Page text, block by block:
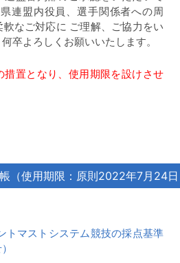
連盟内役員、選手関係者への周
なご対応に ご理解、ご協力をい
卒よろしくお願いいたします。
置となり、使用期限を設けさせ
（使用期限：原則2022年7月24
トマストシステム競技の採点基準